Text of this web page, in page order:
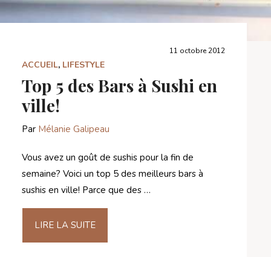
11 octobre 2012
ACCUEIL, LIFESTYLE
Top 5 des Bars à Sushi en
ville!
Par Mélanie Galipeau
Vous avez un goût de sushis pour la fin de
semaine? Voici un top 5 des meilleurs bars à
sushis en ville! Parce que des …
LIRE LA SUITE